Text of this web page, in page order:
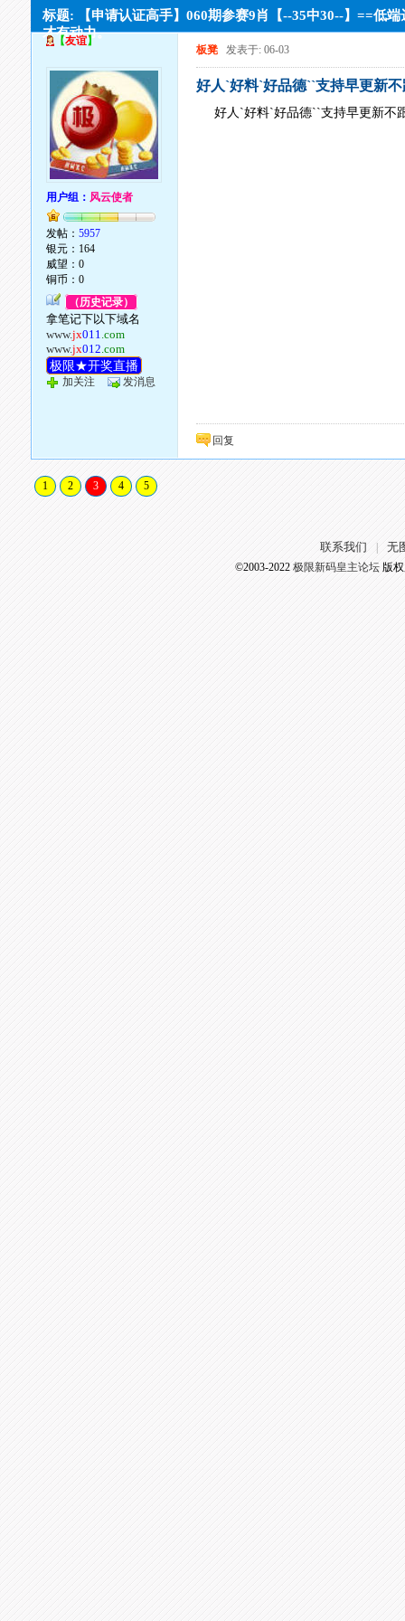
标题: 【申请认证高手】060期参赛9肖【--35中30--】==低
才有动力。
【友谊】
用户组： 风云使者
发帖：5957
银元：164
威望：0
铜币：0
（历史记录）
拿笔记下以下域名
www.jx011.com
www.jx012.com
极限★开奖直播
加关注 发消息
板凳 发表于: 06-03
好人`好料`好品德``支持早更新
好人`好料`好品德``支持早更新不
回复
1 2 3 4 5
联系我们 无
©2003-2022 极限新码皇主论坛版权